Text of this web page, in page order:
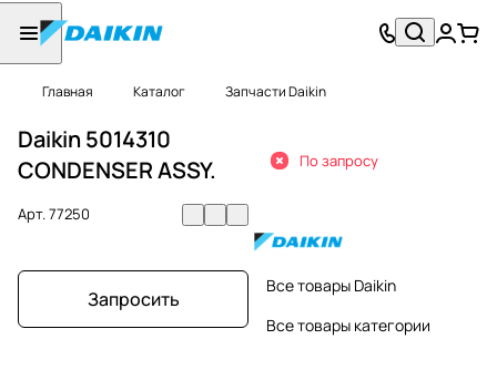
Главная Каталог Запчасти Daikin
Daikin 5014310
CONDENSER ASSY.
Арт.77250
Запросить
По запросу
Все товары Daikin
Все товары категории